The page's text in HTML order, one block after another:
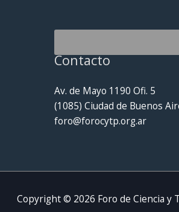
Contacto
Av. de Mayo 1190 Ofi. 5
(1085) Ciudad de Buenos
foro@forocytp.org.ar
Copyright © 2026 Foro de Ciencia y